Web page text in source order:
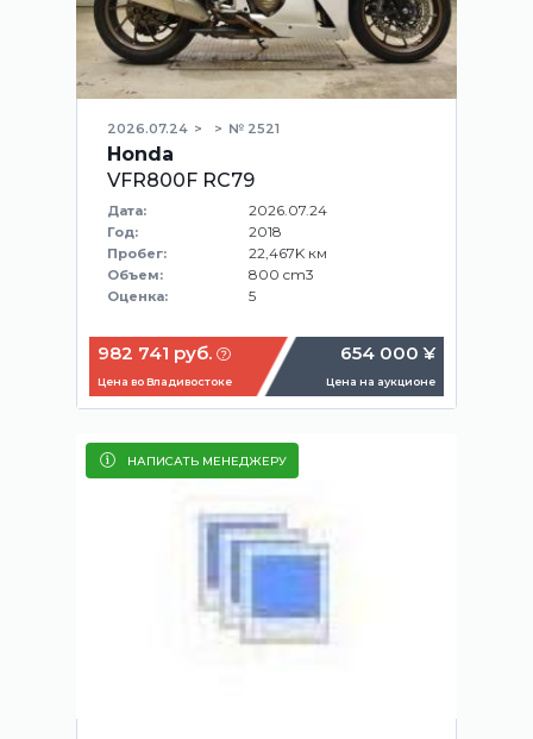
2026.07.24 № 2521
Honda
VFR800F RC79
Дата: 2026.07.24
Год: 2018
Пробег: 22,467K км
Объем: 800 cm3
Оценка: 5
982 741 руб.
Цена во Владивостоке
654 000 ¥
Цена на аукционе
НАПИСАТЬ МЕНЕДЖЕРУ